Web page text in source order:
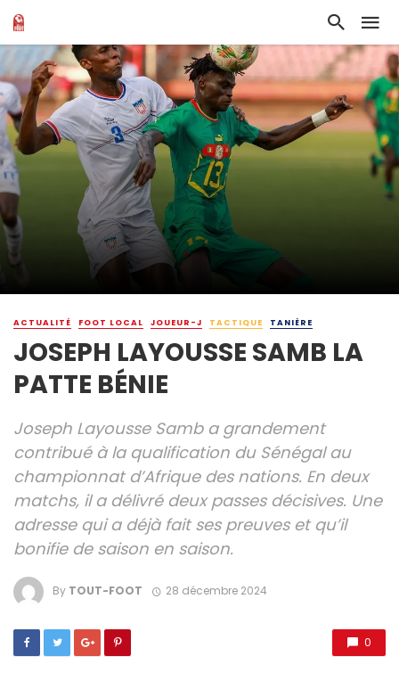
ACTUALITÉ FOOT LOCAL JOUEUR-J TACTIQUE TANIÈRE
JOSEPH LAYOUSSE SAMB LA
PATTE BÉNIE
Joseph Layousse Samb a grandement
contribué à la qualification du Sénégal au
championnat d’Afrique des nations. En deux
matchs, il a délivré deux passes décisives. Une
adresse qui a déjà fait ses preuves et qu’il
bonifie de saison en saison.
By TOUT-FOOT 28 décembre 2024
0